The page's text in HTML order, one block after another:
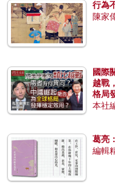
行為
陳家
國際
越戰
格局
本社
葛亮
編輯